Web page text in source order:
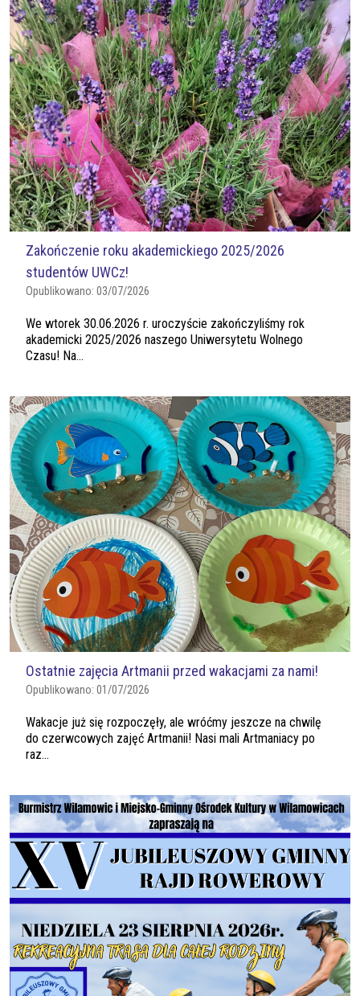
Zakończenie roku akademickiego 2025/2026
studentów UWCz!
Opublikowano: 03/07/2026
We wtorek 30.06.2026 r. uroczyście zakończyliśmy rok
akademicki 2025/2026 naszego Uniwersytetu Wolnego
Czasu! Na...
Ostatnie zajęcia Artmanii przed wakacjami za nami!
Opublikowano: 01/07/2026
Wakacje już się rozpoczęły, ale wróćmy jeszcze na chwilę
do czerwcowych zajęć Artmanii! Nasi mali Artmaniacy po
raz...